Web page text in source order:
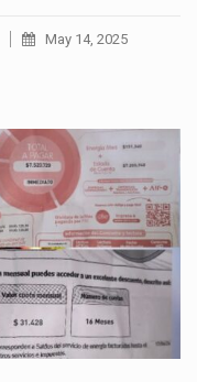
May 14, 2025